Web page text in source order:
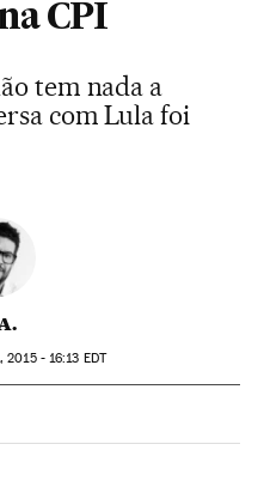
CPI
tem nada a
com Lula foi
2015 - 16:13 EDT
Sociales